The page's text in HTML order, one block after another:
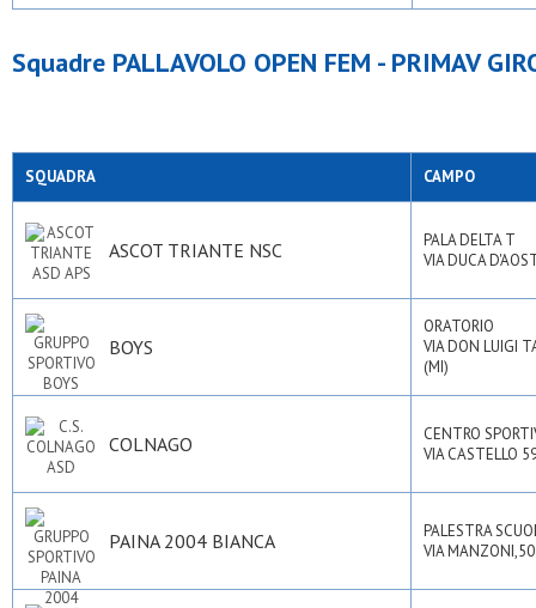
Squadre PALLAVOLO OPEN FEM - PRIMAV
SQUADRA CAMPO
ASCOT TRIANTE NSC
PALA DELTA T
VIA DUCA
BOYS
ORATORIO
VIA DON LUIGI
(MI)
COLNAGO
CENTRO
VIA CASTELLO
PAINA 2004 BIANCA
PALESTRA
VIA